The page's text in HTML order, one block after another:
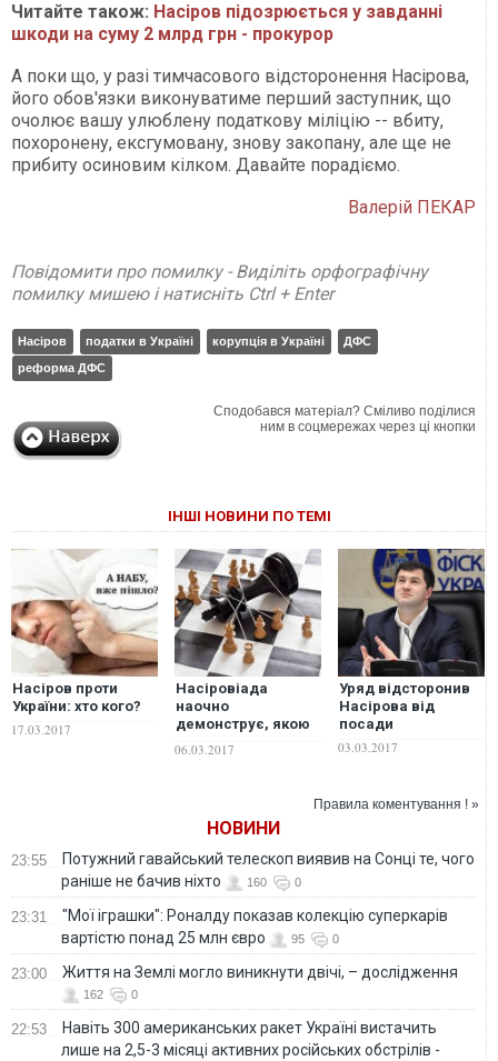
Читайте також: Насіров підозрюється у завданні
шкоди на суму 2 млрд грн - прокурор
А поки що, у разі тимчасового відсторонення Насірова,
його обов'язки виконуватиме перший заступник, що
очолює вашу улюблену податкову міліцію -- вбиту,
похоронену, ексгумовану, знову закопану, але ще не
прибиту осиновим кілком. Давайте порадіємо.
Валерій ПЕКАР
Повідомити про помилку - Виділіть орфографічну
помилку мишею і натисніть Ctrl + Enter
Насіров податки в Україні корупція в Україні
ДФС
реформа ДФС
Сподобався матеріал? Сміливо поділися
ним в соцмережах через ці кнопки
ІНШІ НОВИНИ ПО ТЕМІ
Насіров проти
України: хто кого?
17.03.2017
Насіровіада
наочно
демонструє, якою
корупційна гідра –
06.03.2017
Уряд відсторонив
Насірова від
посади
03.03.2017
Правила коментування ! »
НОВИНИ
23:55
Потужний гавайський телескоп виявив на Сонці те, чого
раніше не бачив ніхто
160 0
23:31
"Мої іграшки": Роналду показав колекцію суперкарів
вартістю понад 25 млн євро
95 0
23:00 Життя на Землі могло виникнути двічі, – дослідження
162 0
22:53
Навіть 300 американських ракет Україні вистачить
лише на 2,5-3 місяці активних російських обстрілів -